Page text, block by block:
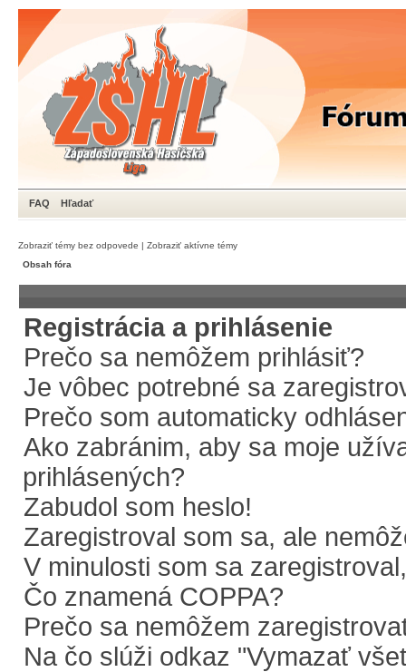
FAQ Hľadať
Zobraziť témy bez odpovede | Zobraziť aktívne témy
Obsah fóra
Registrácia a prihlásenie
Prečo sa nemôžem prihlásiť?
Je vôbec potrebné sa
Prečo som automaticky
Ako zabránim, aby sa moje
prihlásených?
Zabudol som heslo!
Zaregistroval som sa, ale
V minulosti som sa
Čo znamená COPPA?
Prečo sa nemôžem
Na čo slúži odkaz "Vymazať